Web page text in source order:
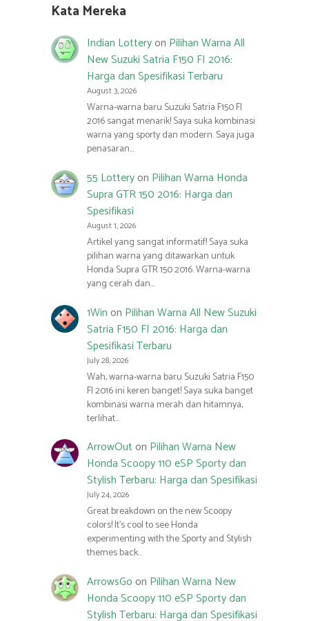
Kata Mereka
Indian Lotteryon Pilihan Warna All
New Suzuki Satria F150 FI 2016:
Harga dan Spesifikasi Terbaru
August 3, 2026
Warna-warna baru Suzuki Satria F150 FI
2016 sangat menarik! Saya suka kombinasi
warna yang sporty dan modern. Saya juga
penasaran…
55 Lotteryon Pilihan Warna Honda
Supra GTR 150 2016: Harga dan
Spesifikasi
August 1, 2026
Artikel yang sangat informatif! Saya suka
pilihan warna yang ditawarkan untuk
Honda Supra GTR 150 2016. Warna-warna
yang cerah dan…
1Winon Pilihan Warna All New Suzuki
Satria F150 FI 2016: Harga dan
Spesifikasi Terbaru
July 28, 2026
Wah, warna-warna baru Suzuki Satria F150
FI 2016 ini keren banget! Saya suka banget
kombinasi warna merah dan hitamnya,
terlihat…
ArrowOuton Pilihan Warna New
Honda Scoopy 110 eSP Sporty dan
Stylish Terbaru: Harga dan Spesifikasi
July 24, 2026
Great breakdown on the new Scoopy
colors! It’s cool to see Honda
experimenting with the Sporty and Stylish
themes back…
ArrowsGoon Pilihan Warna New
Honda Scoopy 110 eSP Sporty dan
Stylish Terbaru: Harga dan Spesifikasi